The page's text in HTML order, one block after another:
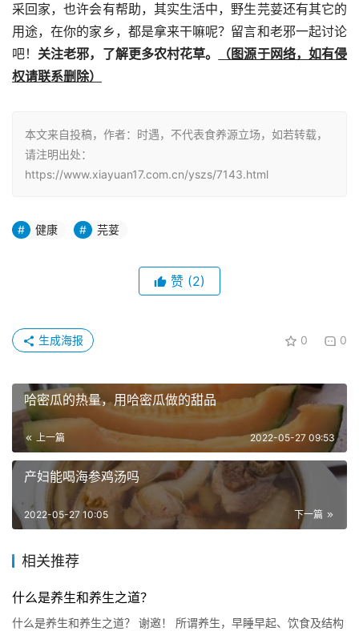
采回家，也许会有帮助，其实生活中，野生芫荽还有其它的
用途，在你的家乡，都是拿来干嘛呢？留言和老邪一起讨论
吧！ 关注老邪，了解更多农村花草。
（图源于网络，如有侵
权请联系删除）
本文来自投稿，作者：时遇，不代表食养源立场，如若转载，
请注明出处：
https://www.xiayuan17.com.cn/yszs/7143.html
健康 芫荽
赞 (2)
0 0
生成海报
哈密瓜的热量，用哈密瓜做的甜品
上一篇 2022-05-27 09:53
产妇能喝海参鸡汤吗
下一篇
2022-05-27 10:05
相关推荐
什么是养生和养生之道？
什么是养生和养生之道？ 谢邀！ 所谓养生，早睡早起、饮食及结构